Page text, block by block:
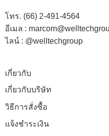
โทร. (66) 2-491-4564
อีเมล :
ไลน์ : @welltechgroup
เกี่ยวกับ
เกี่ยวกับบริษัท
วิธีการสั่งซื้อ
แจ้งชำระเงิน